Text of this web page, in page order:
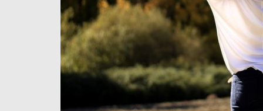
się,
uczą
innych
przedsiębiorczości